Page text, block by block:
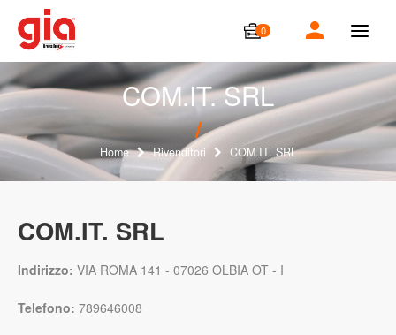
0
T
g
g
l
n
a
v
i
COM.IT. SRL
Home Rivenditori COM.IT. SRL
COM.IT. SRL
Indirizzo: VIA ROMA 141 - 07026 OLBIA OT - I
Telefono: 789646008